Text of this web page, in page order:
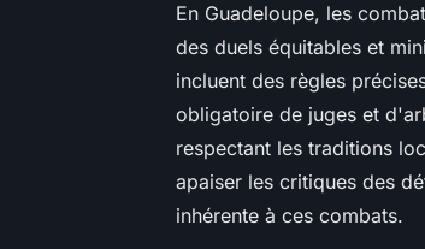
En Guadeloupe, les
des duels équitables et
incluent des règles
obligatoire de juges et
respectant les traditions
apaiser les critiques des
inhérente à ces combats.